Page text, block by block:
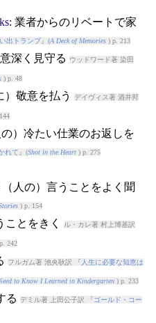
: 業者からのリベートで家
出トランプ』(A Deck of Memories) p. 213
深く見守る ウッドワード著 染田
) p. 48
）敬意を払う デイヴィス著 酒井邦
）冷たい仕業のお返しを
れて 』(Shot in the Heart) p. 275
人の）言うことをよく聞
) p. 154
ことをきく ル・カレ著 村上博基訳
242
フルガム著 池央耿訳 『 人生に必要な知恵は
to Know I Learned in Kindergarten) p. 233
る デミル著 上田公子訳 『 ゴールド・コー